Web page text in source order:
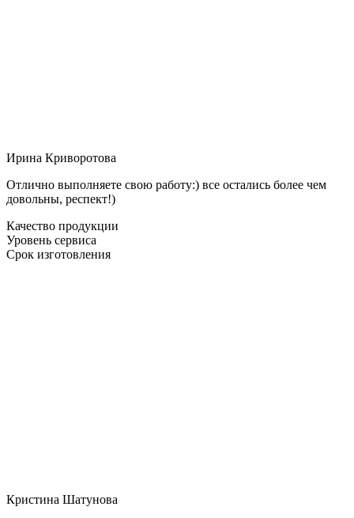
Ирина Криворотова
Отлично выполняете свою работу:) все остались более чем
довольны, респект!)
Качество продукции
Уровень сервиса
Срок изготовления
Кристина Шатунова